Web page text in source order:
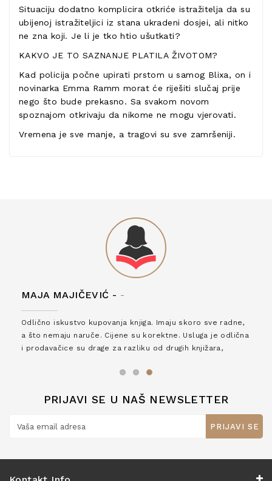
Situaciju dodatno komplicira otkriće istražitelja da su
ubijenoj istražiteljici iz stana ukradeni dosjei, ali nitko
ne zna koji. Je li je tko htio ušutkati?
KAKVO JE TO SAZNANJE PLATILA ŽIVOTOM?
Kad policija počne upirati prstom u samog Blixa, on i
novinarka Emma Ramm morat će riješiti slučaj prije
nego što bude prekasno. Sa svakom novom
spoznajom otkrivaju da nikome ne mogu vjerovati.
Vremena je sve manje, a tragovi su sve zamršeniji.
MAJA MAJIČEVIĆ - -
Odlično iskustvo kupovanja knjiga. Imaju skoro sve radne,
a što nemaju naruče. Cijene su korektne. Usluga je odlična
i prodavačice su drage za razliku od drugih knjižara,
PRIJAVI SE U NAŠ NEWSLETTER
PRIJAVI SE